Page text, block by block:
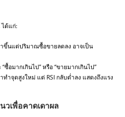
ด้แก่:
ขึ้นแต่ปริมาณซื้อขายลดลง อาจเป็น
ซื้อมากเกินไป” หรือ “ขายมากเกินไป”
ำจุดสูงใหม่ แต่ RSI กลับต่ำลง แสดงถึงแรง
เพื่อคาดเดาผล